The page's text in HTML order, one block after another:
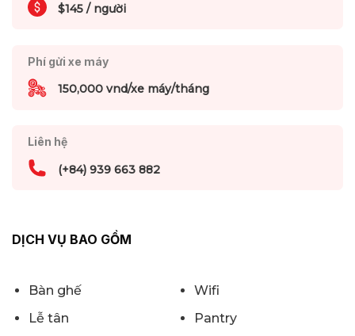
$145 / người
Phí gửi xe máy
150,000 vnd/xe máy/tháng
Liên hệ
(+84) 939 663 882
DỊCH VỤ BAO GỒM
Bàn ghế
Wifi
Lễ tân
Pantry